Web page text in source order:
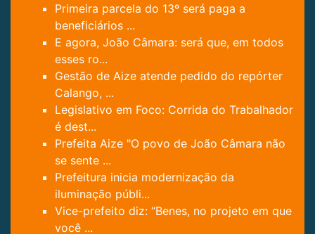
Primeira parcela do 13º será paga a
beneficiários ...
E agora, João Câmara: será que, em todos
esses ro...
Gestão de Aize atende pedido do repórter
Calango, ...
Legislativo em Foco: Corrida do Trabalhador
é dest...
Prefeita Aize "O povo de João Câmara não
se sente ...
Prefeitura inicia modernização da
iluminação públi...
Vice-prefeito diz: “Benes, no projeto em que
você ...